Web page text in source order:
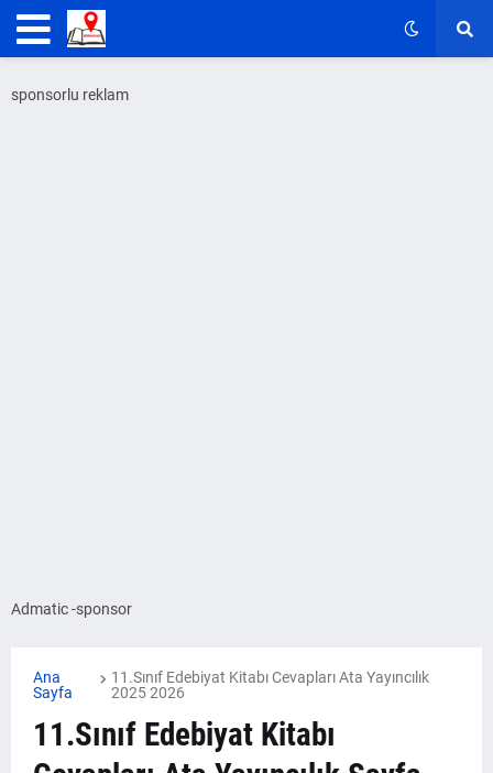
sponsorlu reklam
Admatic -sponsor
Ana
Sayfa
11.Sınıf Edebiyat Kitabı Cevapları Ata Yayıncılık
2025 2026
11.Sınıf Edebiyat Kitabı